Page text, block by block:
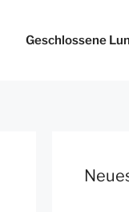
Geschlossene